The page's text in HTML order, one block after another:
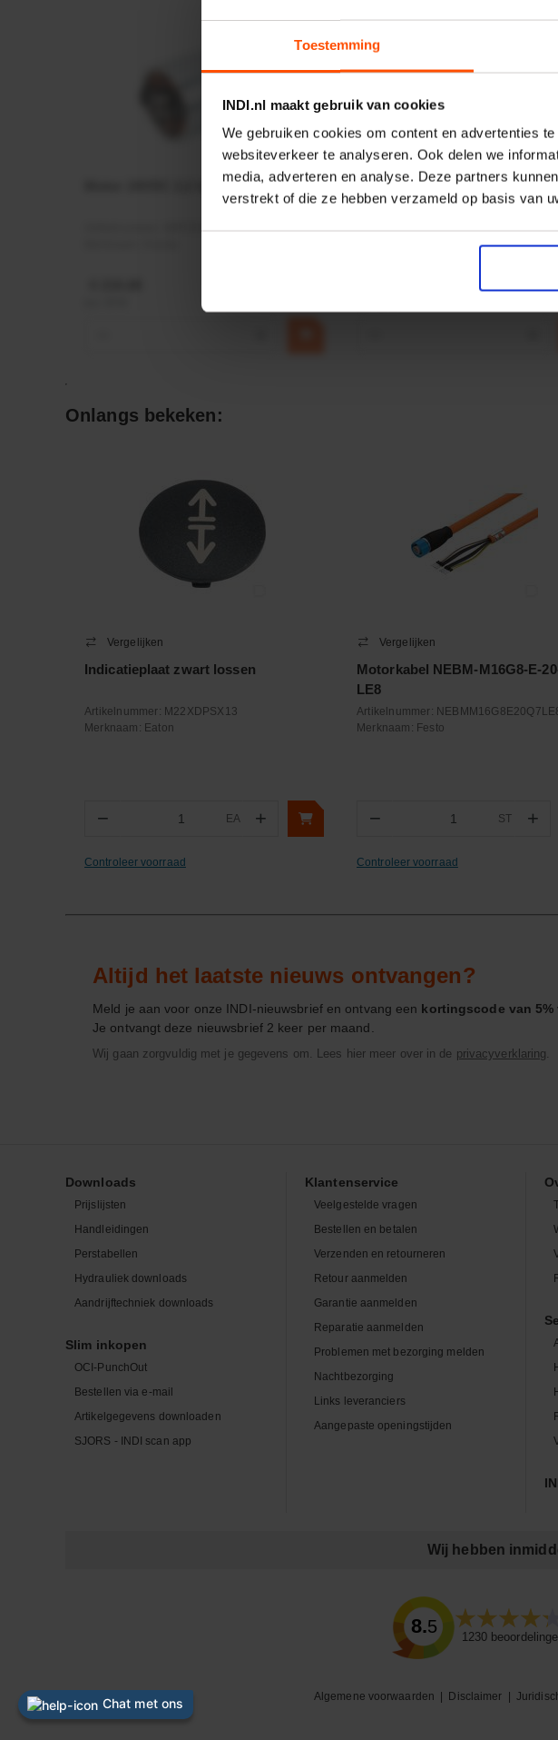
Toestemming
INDI.nl maakt gebruik van cookies
We gebruiken cookies om content en advertenties
websiteverkeer te analyseren. Ook delen we
media, adverteren en analyse. Deze partners
verstrekt of die ze hebben verzameld op basis van
Motor 24VDC 2,2 kw + PTC
MPPDCM24V2200TP
Rotator CPR 5-01 50kN 4mm x
Ø17mm
Artikelnummer:CPR501
Onlangs bekeken:
Vergelijken
Indicatieplaat zwart lossen
Artikelnummer: M22XDPSX13
Merknaam: Eaton
− EA +
Controleer voorraad
Vergelijken
Motorkabel NEBM-M16G8-E-
LE8
Artikelnummer:
Merknaam: Festo
− ST +
Controleer voorraad
Altijd het laatste nieuws ontvangen?
Meld je aan voor onze INDI-nieuwsbrief en ontvang een kortingscode van 5%
Je ontvangt deze nieuwsbrief 2 keer per maand.
Wij gaan zorgvuldig met je gegevens om. Lees hier meer over in de privacyverklaring.
Downloads
Prijslijsten
Handleidingen
Perstabellen
Hydrauliek downloads
Aandrijftechniek downloads
Slim inkopen
OCI-PunchOut
Bestellen via e-mail
Artikelgegevens downloaden
SJORS - INDI scan app
Klantenservice
Veelgestelde vragen
Bestellen en betalen
Verzenden en retourneren
Retour aanmelden
Garantie aanmelden
Reparatie aanmelden
Problemen met bezorging melden
Nachtbezorging
Links leveranciers
Aangepaste openingstijden
Wij hebben
8.5
1230
Algemene voorwaarden Disclaimer